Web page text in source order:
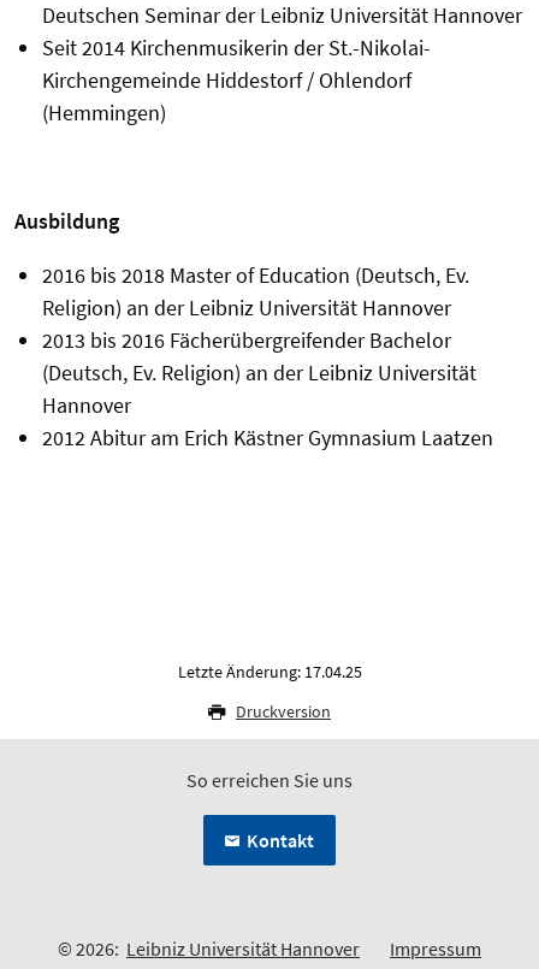
Deutschen Seminar der Leibniz Universität Hannover
Seit 2014 Kirchenmusikerin der St.-Nikolai-
Kirchengemeinde Hiddestorf / Ohlendorf
(Hemmingen)
Ausbildung
2016 bis 2018 Master of Education (Deutsch, Ev.
Religion) an der Leibniz Universität Hannover
2013 bis 2016 Fächerübergreifender Bachelor
(Deutsch, Ev. Religion) an der Leibniz Universität
Hannover
2012 Abitur am Erich Kästner Gymnasium Laatzen
Letzte Änderung: 17.04.25
Druckversion
So erreichen Sie uns
Kontakt
© 2026: Leibniz Universität Hannover Impressum